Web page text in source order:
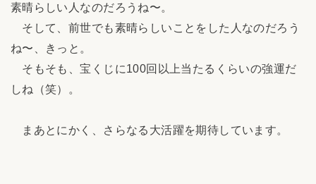
素晴らしい人なのだろうね〜。
そして、前世でも素晴らしいことをした人なのだろう
ね〜、きっと。
そもそも、宝くじに100回以上当たるくらいの強運だ
しね（笑）。
まあとにかく、さらなる大活躍を期待しています。